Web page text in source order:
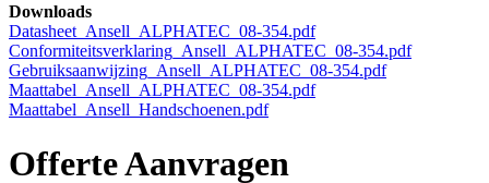
Downloads
Datasheet_Ansell_ALPHATEC_08-354.pdf
Conformiteitsverklaring_Ansell_ALPHATEC_08-354.pdf
Gebruiksaanwijzing_Ansell_ALPHATEC_08-354.pdf
Maattabel_Ansell_ALPHATEC_08-354.pdf
Maattabel_Ansell_Handschoenen.pdf
Offerte Aanvragen